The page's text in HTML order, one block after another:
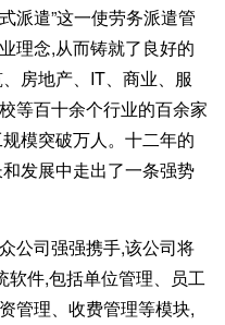
派遣”这一使劳务派遣管
理念,从而铸就了良好的
房地产、IT、商业、服
等百十余个行业的百余家
模突破万人。十二年的
发展中走出了一条强势
司强强携手,该公司将
软件,包括单位管理、员工
管理、收费管理等模块,